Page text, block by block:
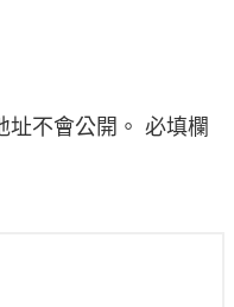
不會公開。 必填欄